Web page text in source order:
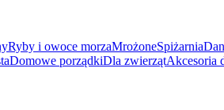
Ryby i owoce morzaMrożoneSpiżarnia
Domowe porządkiDla zwierzątAkcesoria